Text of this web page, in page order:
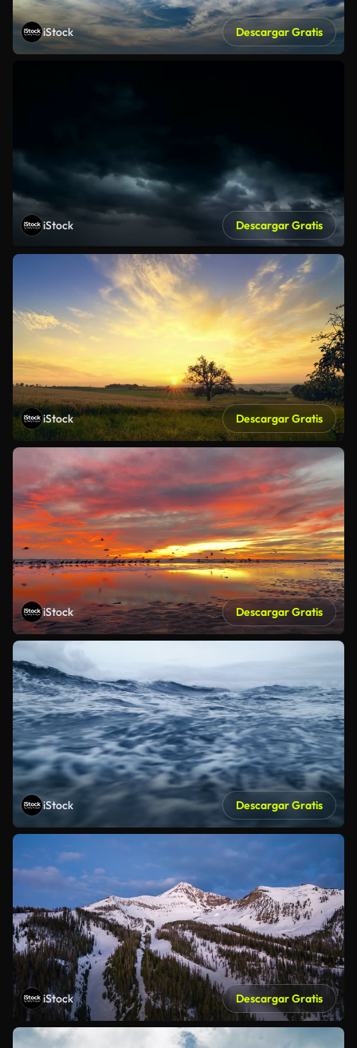
iStock Descargar Gratis
iStock Descargar Gratis
iStock Descargar Gratis
iStock Descargar Gratis
iStock Descargar Gratis
iStock Descargar Gratis